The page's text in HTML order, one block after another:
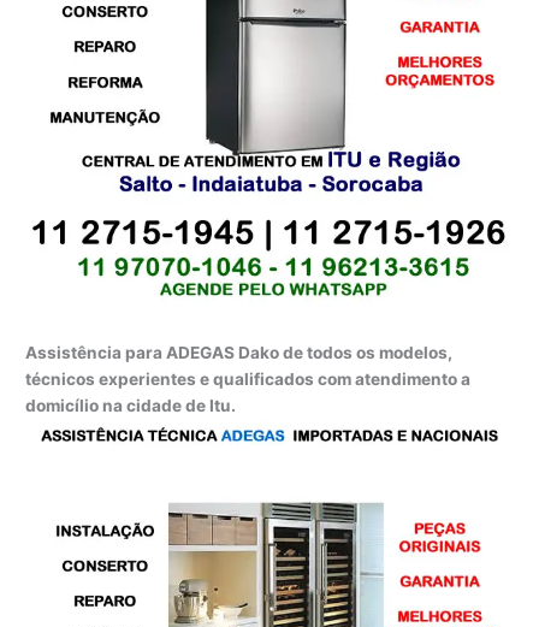
Assistência para ADEGAS Dako de todos os modelos,
técnicos experientes e qualificados com atendimento a
domicílio na cidade de Itu.